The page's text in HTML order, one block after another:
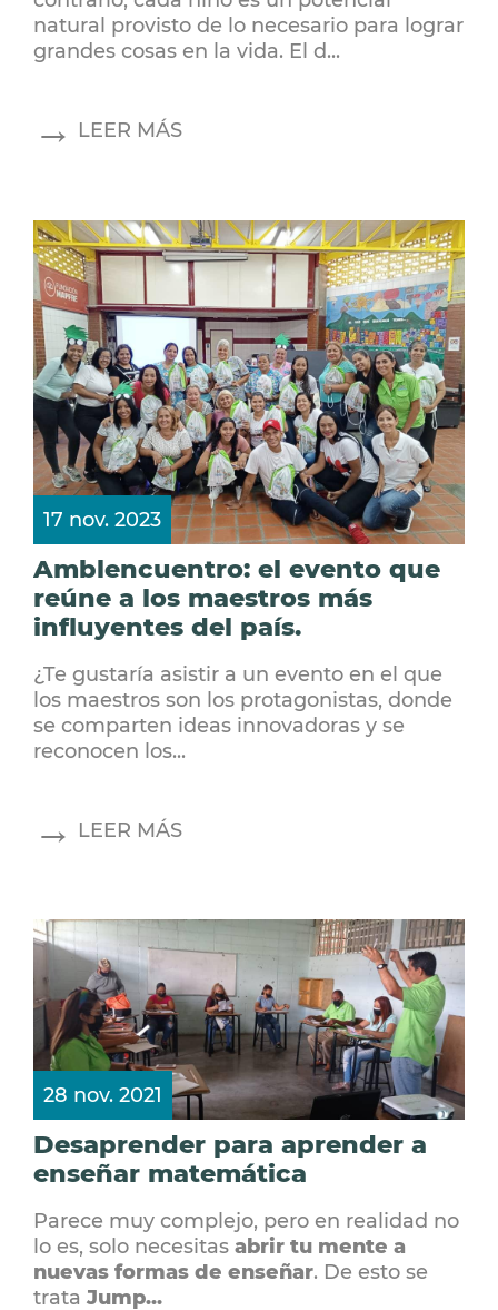
natural provisto de lo necesario para lograr
grandes cosas en la vida. El d...
LEER MÁS
17 nov. 2023
Amblencuentro: el evento que
reúne a los maestros más
influyentes del país.
¿Te gustaría asistir a un evento en el que
los maestros son los protagonistas, donde
se comparten ideas innovadoras y se
reconocen los...
LEER MÁS
28 nov. 2021
Desaprender para aprender a
enseñar matemática
Parece muy complejo, pero en realidad no
lo es, solo necesitas abrir tu mente a
nuevas formas de enseñar. De esto se
trata Jump...